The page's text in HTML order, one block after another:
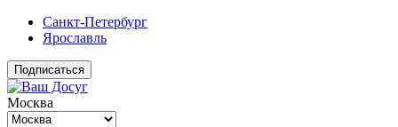
Санкт-Петербург
Ярославль
Подписаться
Москва